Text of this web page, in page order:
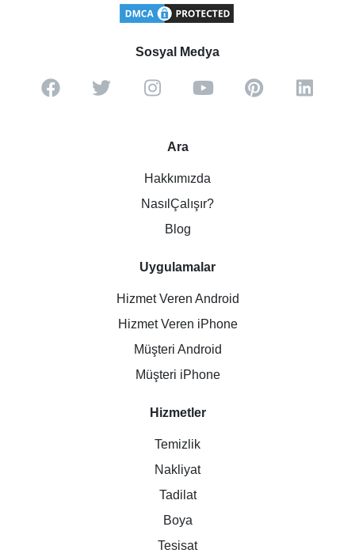
Sosyal Medya
Ara
Hakkımızda
NasılÇalışır?
Blog
Uygulamalar
Hizmet Veren Android
Hizmet Veren iPhone
Müşteri Android
Müşteri iPhone
Hizmetler
Temizlik
Nakliyat
Tadilat
Boya
Tesisat